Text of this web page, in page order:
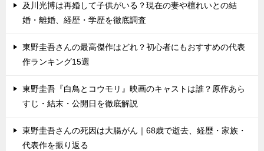
及川光博は再婚して子供がいる？現在の妻や檀れいとの結
婚・離婚、経歴・学歴を徹底調査
東野圭吾さんの最高傑作はどれ？初心者にもおすすめの代表
作ランキング15選
東野圭吾『白鳥とコウモリ』映画のキャストは誰？原作あら
すじ・結末・公開日を徹底解説
東野圭吾さんの死因は大腸がん｜68歳で逝去、経歴・家族・
代表作を振り返る